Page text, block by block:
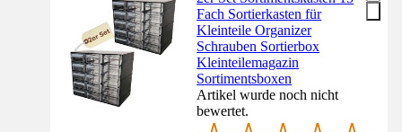
Fach Sortierkasten für
Kleinteile Organizer
Schrauben Sortierbox
Kleinteilemagazin
Sortimentsboxen
Artikel wurde noch nicht
bewertet.